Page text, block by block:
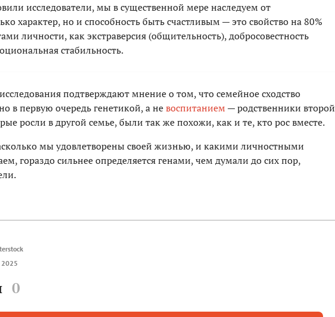
исследователи, мы в существенной мере наследуем от
характер, но и способность быть счастливым — это свойство на 80%
личности, как экстраверсия (общительность), добросовестность
стабильность.
подтверждают мнение о том, что семейное сходство
в первую очередь генетикой, а невоспитанием — родственники второй
росли в другой семье, были так же похожи, как и те, кто рос вместе.
мы удовлетворены своей жизнью, и какими личностными
гораздо сильнее определяется генами, чем думали до сих пор,
2025
0